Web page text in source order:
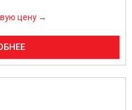
цену →